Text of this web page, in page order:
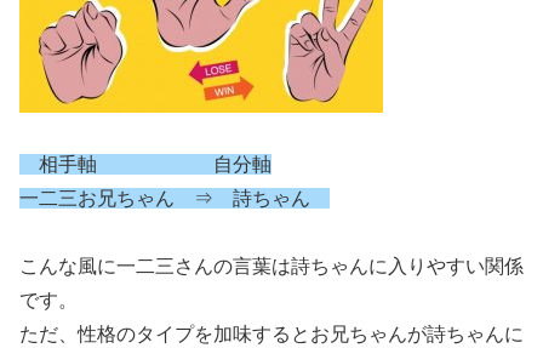
相手軸 自分軸
一二三お兄ちゃん ⇒ 詩ちゃん
こんな風に一二三さんの言葉は詩ちゃんに入りやすい関係
です。
ただ、性格のタイプを加味するとお兄ちゃんが詩ちゃんに